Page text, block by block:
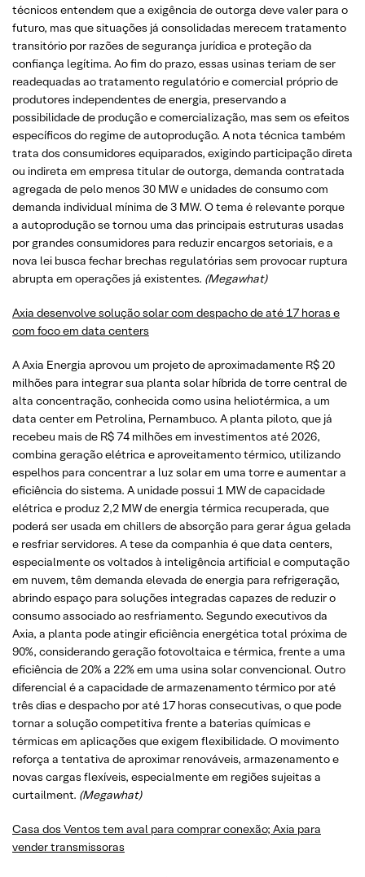
técnicos entendem que a exigência de outorga deve valer para o
futuro, mas que situações já consolidadas merecem tratamento
transitório por razões de segurança jurídica e proteção da
confiança legítima. Ao fim do prazo, essas usinas teriam de ser
readequadas ao tratamento regulatório e comercial próprio de
produtores independentes de energia, preservando a
possibilidade de produção e comercialização, mas sem os efeitos
específicos do regime de autoprodução. A nota técnica também
trata dos consumidores equiparados, exigindo participação direta
ou indireta em empresa titular de outorga, demanda contratada
agregada de pelo menos 30 MW e unidades de consumo com
demanda individual mínima de 3 MW. O tema é relevante porque
a autoprodução se tornou uma das principais estruturas usadas
por grandes consumidores para reduzir encargos setoriais, e a
nova lei busca fechar brechas regulatórias sem provocar ruptura
abrupta em operações já existentes. (Megawhat)
Axia desenvolve solução solar com despacho de até 17 horas e
com foco em data centers
A Axia Energia aprovou um projeto de aproximadamente R$ 20
milhões para integrar sua planta solar híbrida de torre central de
alta concentração, conhecida como usina heliotérmica, a um
data center em Petrolina, Pernambuco. A planta piloto, que já
recebeu mais de R$ 74 milhões em investimentos até 2026,
combina geração elétrica e aproveitamento térmico, utilizando
espelhos para concentrar a luz solar em uma torre e aumentar a
eficiência do sistema. A unidade possui 1 MW de capacidade
elétrica e produz 2,2 MW de energia térmica recuperada, que
poderá ser usada em chillers de absorção para gerar água gelada
e resfriar servidores. A tese da companhia é que data centers,
especialmente os voltados à inteligência artificial e computação
em nuvem, têm demanda elevada de energia para refrigeração,
abrindo espaço para soluções integradas capazes de reduzir o
consumo associado ao resfriamento. Segundo executivos da
Axia, a planta pode atingir eficiência energética total próxima de
90%, considerando geração fotovoltaica e térmica, frente a uma
eficiência de 20% a 22% em uma usina solar convencional. Outro
diferencial é a capacidade de armazenamento térmico por até
três dias e despacho por até 17 horas consecutivas, o que pode
tornar a solução competitiva frente a baterias químicas e
térmicas em aplicações que exigem flexibilidade. O movimento
reforça a tentativa de aproximar renováveis, armazenamento e
novas cargas flexíveis, especialmente em regiões sujeitas a
curtailment. (Megawhat)
Casa dos Ventos tem aval para comprar conexão; Axia para
vender transmissoras